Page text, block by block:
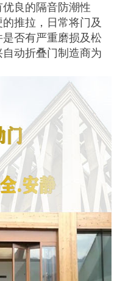
良的隔音防潮性
推拉，日常将门及
否有严重磨损及松
动折叠门制造商为